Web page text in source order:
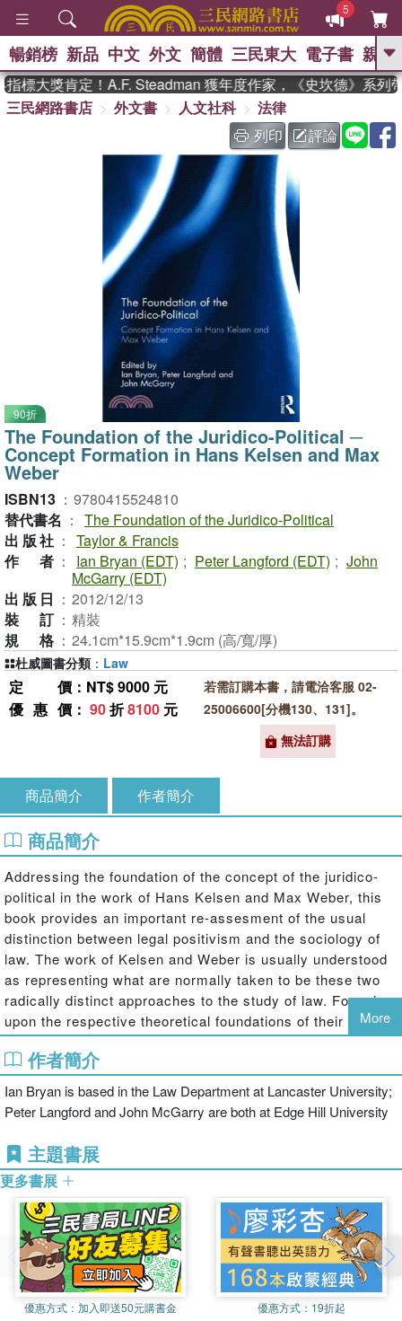
5
GO
熱搜： 東野圭吾 、
The Odyssey 、 父親節 、 如果歷
史是一群喵 、 暑期推薦 、 國際布克
獎 臺灣漫遊錄
、 方念華
登輝時代 、 數學女孩：黎曼猜想
偉大的迷走神經
暢銷榜 新品 中文 外文 簡體 三民東大 電子書 親子
標大獎肯定！A.F. Steadman 獲年度作家，《史坎德》系列帶
三民網路書店
外文書 人文社科
法律
列印
評論
90折
The Foundation of the Juridico-Political ─
Concept Formation in Hans Kelsen and Max
Weber
ISBN13 ： 9780415524810
替代書名 ： The Foundation of the Juridico-Political
出版社 ： Taylor & Francis
作者 ： Ian Bryan (EDT) ; Peter Langford (EDT) ; John
McGarry (EDT)
出版日 ： 2012/12/13
裝訂 ： 精裝
規格 ： 24.1cm*15.9cm*1.9cm (高/寬/厚)
定價 ：NT$ 9000 元
優惠價 ： 90折8100 元
若需訂購本書，請電洽客服 02-
25006600[分機130、131]。
無法訂購
杜威圖書分類 ： Law
商品簡介 作者簡介
商品簡介
Addressing the foundation of the concept of the juridico-
political in the work of Hans Kelsen and Max Weber, this
book provides an important re-assesment of the usual
distinction between legal positivism and the sociology of
law. The work of Kelsen and Weber is usually understood
as representing what are normally taken to be these two
radically distinct approaches to the study of law. Focusing
upon the respective theoretical foundations of their work,
the contributors to this volume re-examine this
assumption: exploring both the convergences and
divergences in Kelsen's and Weber's engagement with the
German philosophical movement of Neo-Kantianism, as
well in as their attempt to move beyond academic
philosophy – to, respectively, Freud and Nietzsche. In
uncovering the complexity of the relationship between
Kelsen and Weber, the The Foundation of the Juridico-
Political blurs the conventional division between legal
positivism and the sociology of law; thus offering new
possibilities of a dialogue between these two approaches.
More
作者簡介
Ian Bryan is based in the Law Department at Lancaster University;
Peter Langford and John McGarry are both at Edge Hill University
主題書展
更多書展
優惠方式： 加入即送50元購書金 優惠方式： 19折起